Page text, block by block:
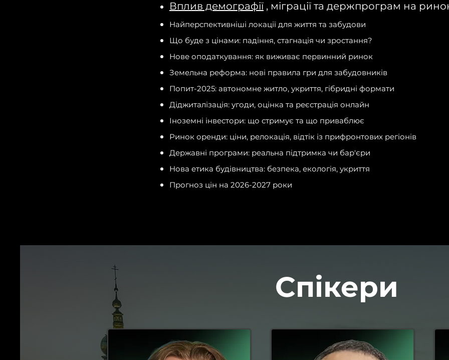
Вплив демографії , міграції та держпрограм на
Найперспективніші локації для життя та забудови
Що буде з цінами: падіння, стагнація чи зростання?
Нове оподаткування: як виживає первинний ринок
Земельна реформа: нові правила гри для забудовників
Попит-2025: автономне житло, укриття, гібридні формати
Діджиталізація: угоди, оцінка та реєстрація онлайн
Іноземні інвестори: що стримує та що приваблює
Ринок оренди: ціни, релокація, відтік із прифронтових регіонів
Державні програми: реальна підтримка чи бар'єри
Нова етика будівництва: безпека, екологія, укриття
Прогноз цін на 2026-2027 роки
Спікери